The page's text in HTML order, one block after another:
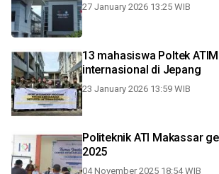
27 January 2026 13:25 WIB
13 mahasiswa Poltek
internasional di Jepang
23 January 2026 13:59 WIB
Politeknik ATI Makassar
2025
04 November 2025 18:54 WIB